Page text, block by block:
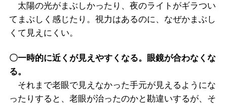
太陽の光がまぶしかったり、夜のライトがギラつい
てまぶしく感じたり。視力はあるのに、なぜかまぶし
くて見えにくい。
〇一時的に近くが見えやすくなる。眼鏡が合わなくな
る。
それまで老眼で見えなかった手元が見えるようにな
ったりすると、老眼が治ったのかと勘違いするが、そ